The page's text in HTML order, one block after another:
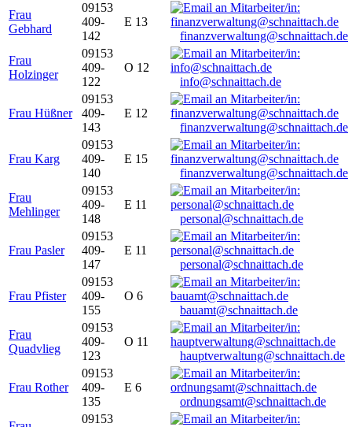
Frau
Gebhard
09153
409-
142
E 13
finanzverwaltung@schnaittach.de
Frau
Holzinger
09153
409-
122
O 12
info@schnaittach.de
Frau Hüßner
09153
409-
143
E 12
finanzverwaltung@schnaittach.de
Frau Karg
09153
409-
140
E 15
finanzverwaltung@schnaittach.de
Frau
Mehlinger
09153
409-
148
E 11
personal@schnaittach.de
Frau Pasler
09153
409-
147
E 11
personal@schnaittach.de
Frau Pfister
09153
409-
155
O 6
bauamt@schnaittach.de
Frau
Quadvlieg
09153
409-
123
O 11
hauptverwaltung@schnaittach.de
Frau Rother
09153
409-
135
E 6
ordnungsamt@schnaittach.de
09153